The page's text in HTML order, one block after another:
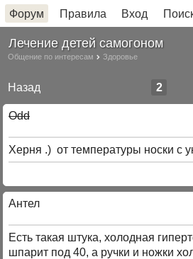
Форум Правила Вход
Лечение детей самогоном
Общение по интересам Здоровье
Назад 2
Odd
Херня .) от температуры носки с
Антел
Есть такая штука, холодная
шпарит под 40, а ручки и ножки